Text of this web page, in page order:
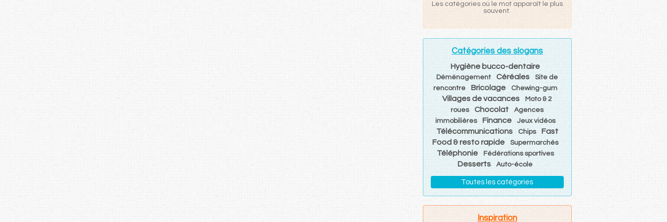
Les catégories où le mot apparaît le plus
souvent.
Catégories des slogans
Hygiène bucco-dentaire
Déménagement Céréales
Site de
rencontre
Bricolage Chewing-gum
Villages de vacances
Moto & 2
roues
Chocolat
Agences
immobilières
Finance Jeux vidéos
Télécommunications Chips
Fast
Food & resto rapide
Supermarchés
Téléphonie Fédérations sportives
Desserts Auto-école
Toutes les catégories
Inspiration